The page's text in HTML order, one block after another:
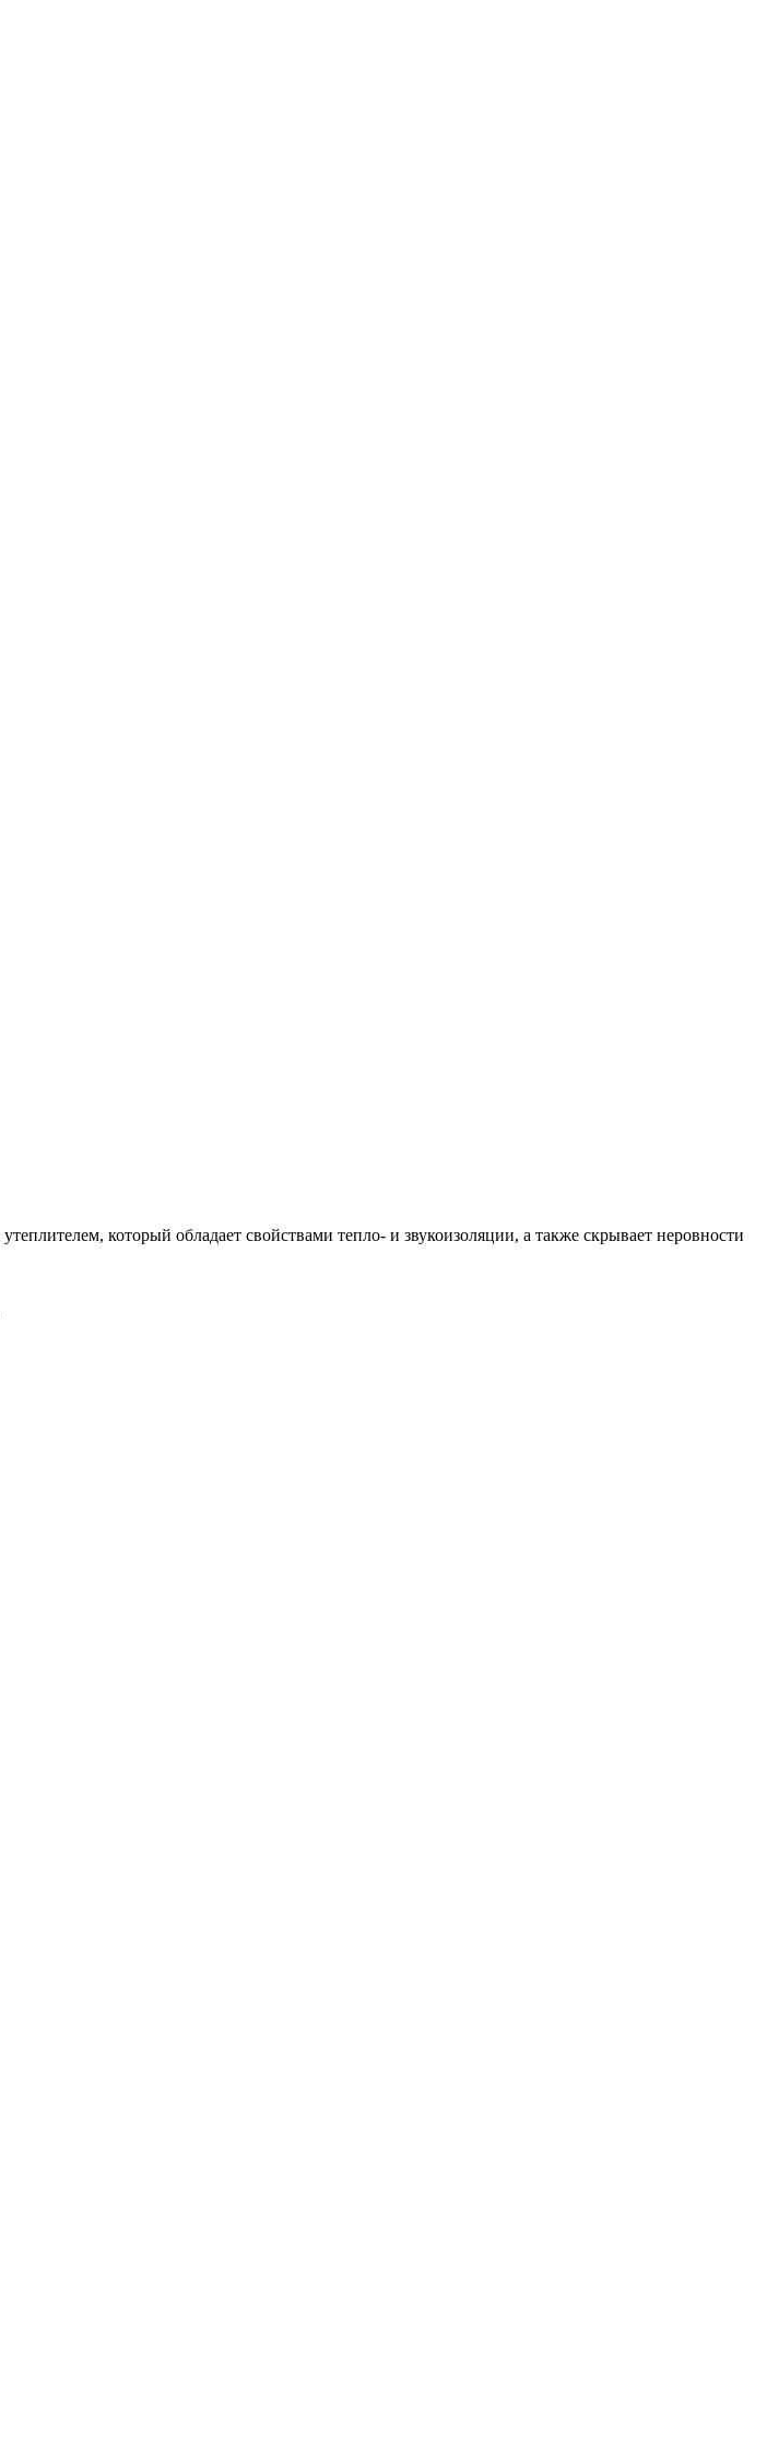
который обладает свойствами тепло- и звукоизоляции, а также скрывает неровности